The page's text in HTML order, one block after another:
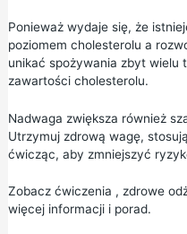
Ponieważ wydaje się, że
poziomem cholesterolu a
unikać spożywania zbyt wielu
zawartości cholesterolu.
Nadwaga zwiększa również
Utrzymuj zdrową wagę,
ćwicząc, aby zmniejszyć
Zobacz ćwiczenia , zdrowe
więcej informacji i porad.